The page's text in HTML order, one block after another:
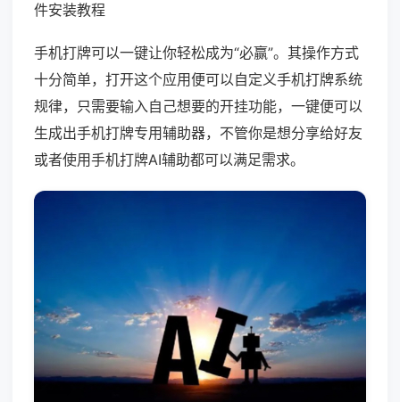
件安装教程
手机打牌可以一键让你轻松成为“必赢”。其操作方式
十分简单，打开这个应用便可以自定义手机打牌系统
规律，只需要输入自己想要的开挂功能，一键便可以
生成出手机打牌专用辅助器，不管你是想分享给好友
或者使用手机打牌AI辅助都可以满足需求。